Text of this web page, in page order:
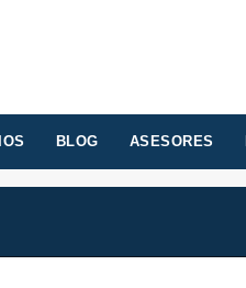
BLOG ASESORES